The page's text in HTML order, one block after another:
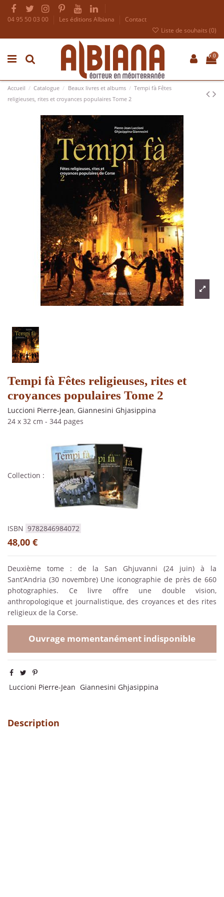
04 95 50 03 00 Les éditions Albiana
Contact
Liste de souhaits (0)
0
Accueil Catalogue Beaux livres et albums
Tempi fà Fêtes
religieuses, rites et croyances populaires Tome 2
Tempi fà Fêtes religieuses, rites et
croyances populaires Tome 2
Luccioni Pierre-Jean, Giannesini Ghjasippina
24 x 32 cm - 344 pages
Collection :
ISBN 9782846984072
48,00 €
Deuxième tome : de la San Ghjuvanni (24 juin) à la
Sant’Andria (30 novembre) Une iconographie de près de 660
photographies. Ce livre offre une double vision,
anthropologique et journalistique, des croyances et des rites
religieux de la Corse.
Ouvrage momentanément indisponible
Luccioni Pierre-Jean Giannesini Ghjasippina
Description